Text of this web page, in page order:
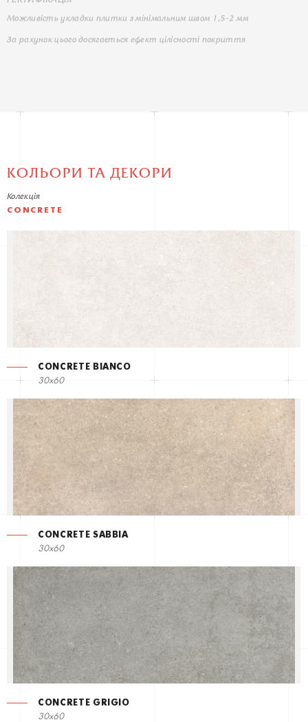
Можливість укладки плитки з мінімальним швом 1,5-2 мм
За рахунок цього досягається ефект цілісності покриття
КОЛЬОРИ ТА ДЕКОРИ
Колекція
CONCRETE
CONCRETE BIANCO
30x60
CONCRETE SABBIA
30x60
CONCRETE GRIGIO
30x60